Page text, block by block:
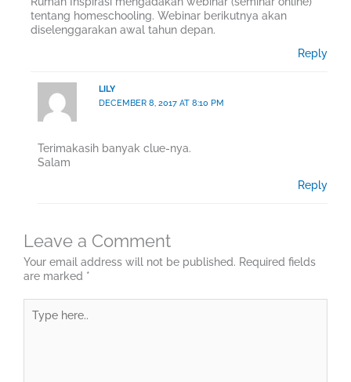
tentang homeschooling. Webinar berikutnya akan
diselenggarakan awal tahun depan.
Reply
LILY
DECEMBER 8, 2017 AT 8:10 PM
Terimakasih banyak clue-nya.
Salam
Reply
Leave a Comment
Your email address will not be published. Required fields
are marked *
here..